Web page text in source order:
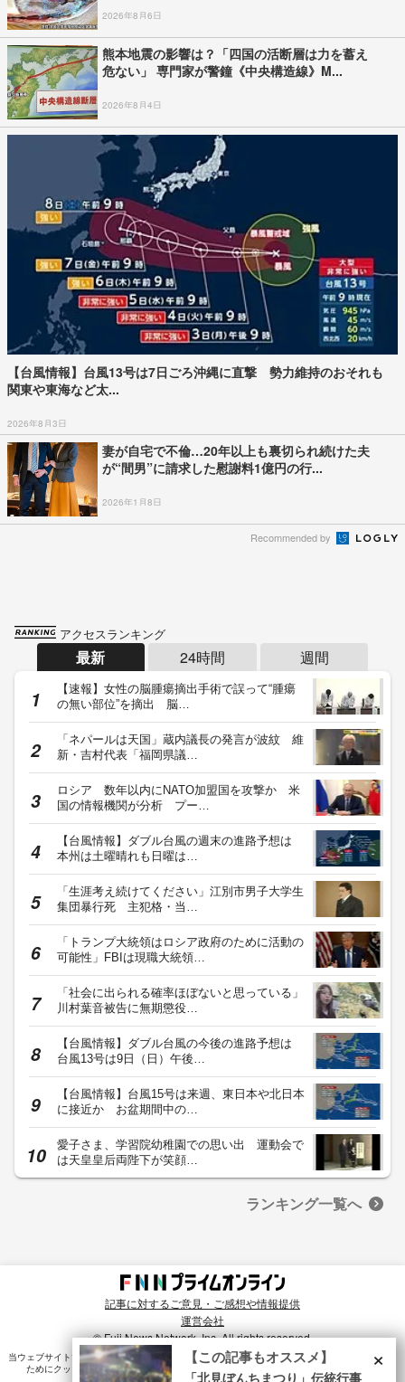
2026年8月6日
熊本地震の影響は？「四国の活断層は力を蓄え
危ない」 専門家が警鐘《中央構造線》M...
2026年8月4日
【台風情報】台風13号は7日ごろ沖縄に直撃 勢力維持のおそれも
関東や東海など太...
2026年8月3日
妻が自宅で不倫…20年以上も裏切られ続けた夫
が“間男”に請求した慰謝料1億円の行...
2026年1月8日
Recommended by
アクセスランキング
最新 24時間 週間
【速報】女性の脳腫瘍摘出手術で誤って“腫瘍
の無い部位”を摘出 脳…
「ネパールは天国」蔵内議長の発言が波紋 維
新・吉村代表「福岡県議…
ロシア 数年以内にNATO加盟国を攻撃か 米
国の情報機関が分析 プー…
【台風情報】ダブル台風の週末の進路予想は
本州は土曜晴れも日曜は…
「生涯考え続けてください」江別市男子大学生
集団暴行死 主犯格・当…
「トランプ大統領はロシア政府のために活動の
可能性」FBIは現職大統領…
「社会に出られる確率ほぼないと思っている」
川村葉音被告に無期懲役…
【台風情報】ダブル台風の今後の進路予想は
台風13号は9日（日）午後…
【台風情報】台風15号は来週、東日本や北日本
に接近か お盆期間中の…
愛子さま、学習院幼稚園での思い出 運動会で
は天皇皇后両陛下が笑顔…
ランキング一覧へ
記事に対するご意見・ご感想や情報提供
運営会社
© Fuji News Network, Inc. All rights reserved.
当ウェブサイトでは、ユーザのニーズ・興味・関⼼に合致したコンテンツや広告配信を提供する
ためにクッキーを使⽤しています。詳細は、
プライバシーポリシー をご確認ください。×
【この記事もオススメ】
「北見ぼんちまつり」伝統行事